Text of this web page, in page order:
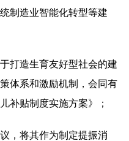
制造业智能化转型等建
打造生育友好型社会的建
体系和激励机制，会同有
补贴制度实施方案》；
，将其作为制定提振消